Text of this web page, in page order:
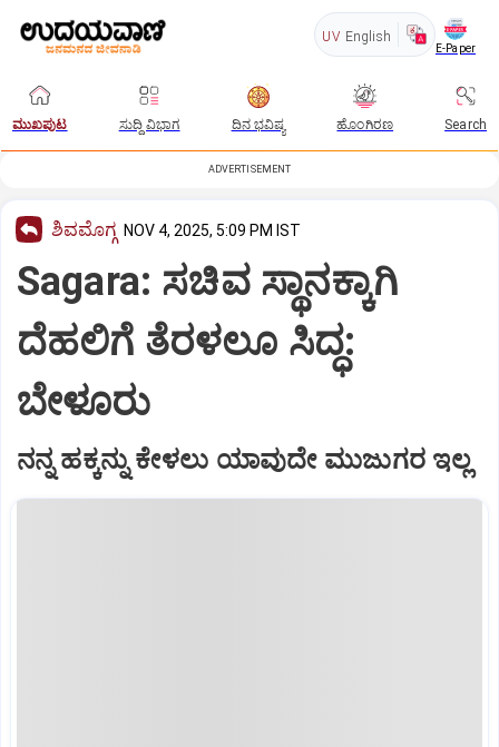
UV English
E-Paper
ಮುಖಪುಟ ಸುದ್ದಿ ವಿಭಾಗ ದಿನ ಭವಿಷ್ಯ ಹೊಂಗಿರಣ Search
ADVERTISEMENT
ಶಿವಮೊಗ್ಗ NOV 4, 2025, 5:09 PM IST
Sagara: ಸಚಿವ ಸ್ಥಾನಕ್ಕಾಗಿ
ದೆಹಲಿಗೆ ತೆರಳಲೂ ಸಿದ್ಧ:
ಬೇಳೂರು
ನನ್ನ ಹಕ್ಕನ್ನು ಕೇಳಲು ಯಾವುದೇ ಮುಜುಗರ ಇಲ್ಲ